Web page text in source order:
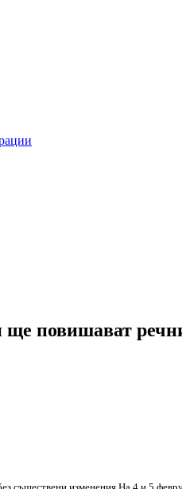
повишават